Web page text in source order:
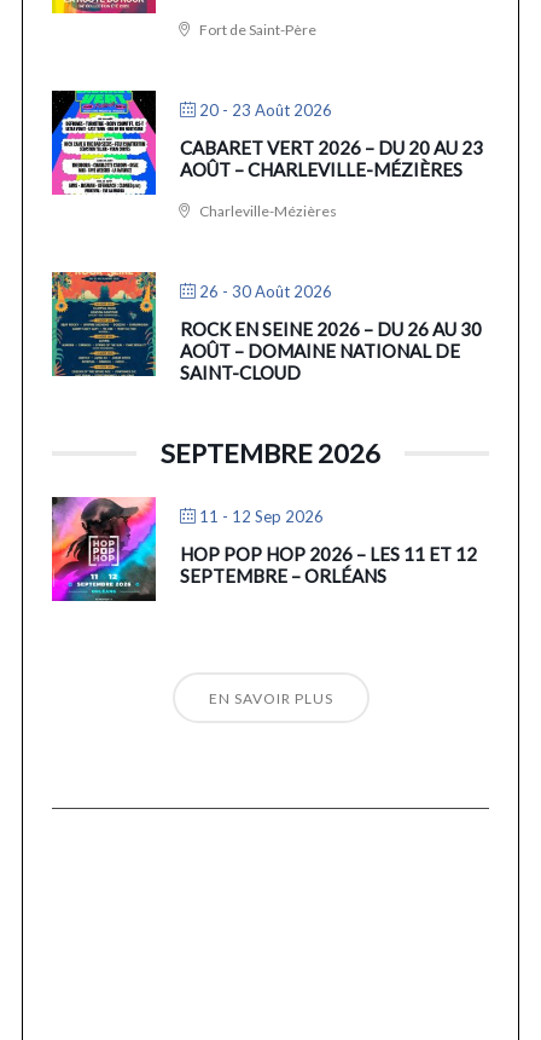
Fort de Saint-Père
20 - 23 Août 2026
CABARET VERT 2026 – DU 20 AU 23
AOÛT – CHARLEVILLE-MÉZIÈRES
Charleville-Mézières
26 - 30 Août 2026
ROCK EN SEINE 2026 – DU 26 AU 30
AOÛT – DOMAINE NATIONAL DE
SAINT-CLOUD
SEPTEMBRE 2026
11 - 12 Sep 2026
HOP POP HOP 2026 – LES 11 ET 12
SEPTEMBRE – ORLÉANS
EN SAVOIR PLUS